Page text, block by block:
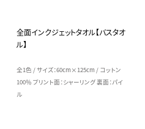
全面インクジェットタオル【バスタオ
ル】
全1色 / サイズ：60cm×125cm / コットン
100％ プリント面：シャーリング 裏面：パイ
ル